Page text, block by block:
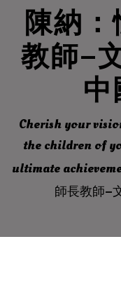
陳納
教師–
Cherish your
the children of
ultimate
師長教師–